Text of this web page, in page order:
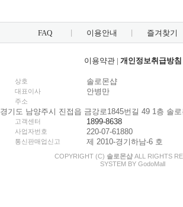
FAQ 이용안내 즐겨찾기
이용약관| 개인정보취급방침
상호 솔로몬샵
대표이사 안병만
주소
경기도 남양주시 진접읍 금강로1845번길 49 1층 솔
고객센터 1899-8638
사업자번호 220-07-61880
통신판매업신고 제 2010-경기하남-6 호
COPYRIGHT (C) 솔로몬샵 ALL RIGHTS
SYSTEM BY GodoMall